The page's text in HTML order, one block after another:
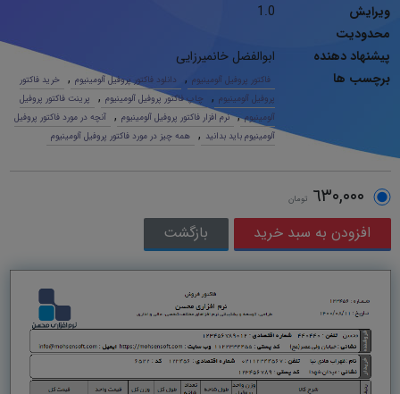
ویرایش
1.0
محدودیت
پیشنهاد دهنده
ابوالفضل خانمیرزایی
برچسب ها
فاکتور پروفیل آلومینیوم , دانلود فاکتور پروفیل آلومینیوم ,
خرید فاکتور
پروفیل آلومینیوم , چاپ فاکتور پروفیل آلومینیوم ,
پرینت فاکتور پروفیل
آلومینیوم , نرم افزار فاکتور پروفیل آلومینیوم ,
آنچه در مورد فاکتور پروفیل
آلومینیوم باید بدانید , همه چیز در مورد فاکتور پروفیل آلومینیوم
٦٣٠,٠٠٠ تومان
بازگشت